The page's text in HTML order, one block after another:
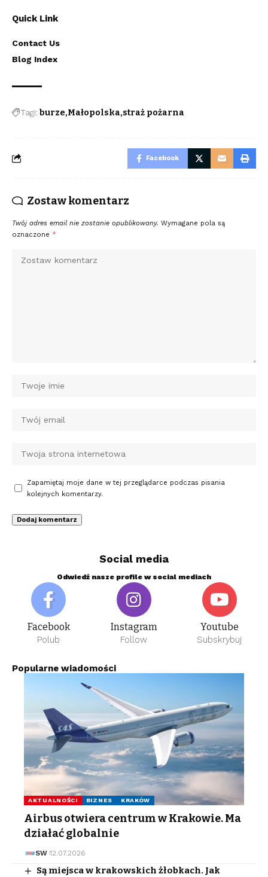
Quick Link
Contact Us
Blog Index
Tagi:burze Małopolska straż pożarna
Facebook
Zostaw komentarz
Twój adres email nie zostanie opublikowany. Wymagane pola są
oznaczone *
Zapamiętaj moje dane w tej przeglądarce podczas pisania
kolejnych komentarzy.
Social media
Odwiedź nasze profile w social mediach
Facebook
Polub
Instagram
Follow
Youtube
Subskrybuj
Popularne wiadomości
AKTUALNOŚCI BIZNES KRAKÓW
Airbus otwiera centrum w Krakowie. Ma
działać globalnie
SW 12.07.2026
Są miejsca w krakowskich żłobkach. Jak